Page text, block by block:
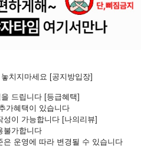
치지마세요 [공지방입장]
드립니다 [등급혜택]
가혜택이 있습니다
성이 가능합니다 [나의리뷰]
불가합니다
운영에 따라 변경될 수 있습니다